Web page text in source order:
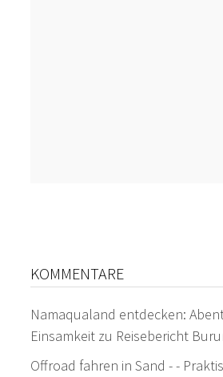
KOMMENTARE
Namaqualand entdecken:
Einsamkeit zu Reisebericht
Offroad fahren in Sand - -